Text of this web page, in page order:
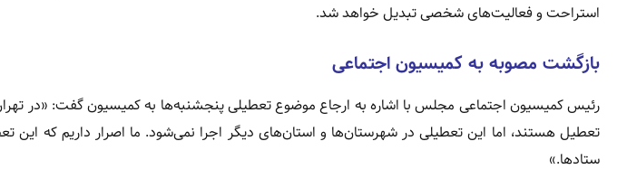
استراحت و فعالیت‌های شخصی تبدیل خواهد شد.
بازگشت مصوبه به کمیسیون اجتماعی
رئیس کمیسیون اجتماعی مجلس با اشاره به ارجاع موضوع تعطیلی پنجشنبه‌ها به کمیسیون گفت: «در
تعطیل هستند، اما این تعطیلی در شهرستان‌ها و استان‌های دیگر اجرا نمی‌شود. ما اصرار داریم که این
ستادها.»